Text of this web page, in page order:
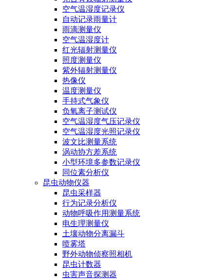
空气温湿度记录仪
自动记录雨量计
雨滴测量仪
空气温湿度计
红光辐射测量仪
照度测量仪
紫外辐射测量仪
热像仪
温度测量仪
手持式气象仪
负氧离子测试仪
空气温湿度气压记录仪
空气温湿度光照记录仪
波文比测量系统
涡动协方差系统
小型环境多参数记录仪
同位素分析仪
昆虫动物仪器
昆虫采样器
行为记录分析仪
动物呼吸作用测量系统
电生理测量仪
土壤动物分离漏斗
喷雾塔
野外动物侦察照相机
昆虫计数器
虫害声音探测器